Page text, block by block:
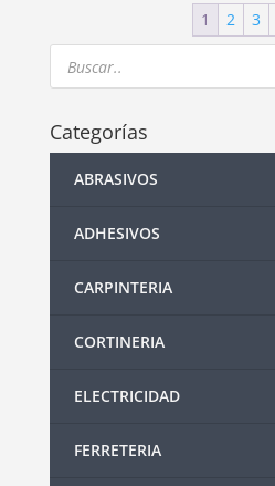
1 2 3
Products
search
Categorías
ABRASIVOS
ADHESIVOS
CARPINTERIA
CORTINERIA
ELECTRICIDAD
FERRETERIA